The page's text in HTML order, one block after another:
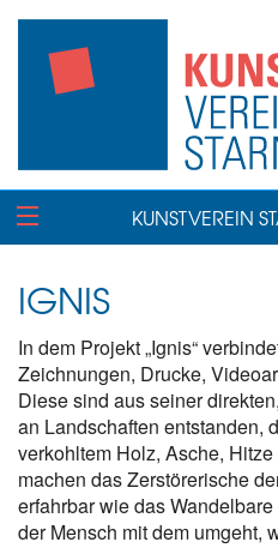
KUNSTVEREIN
IGNIS
In dem Projekt „Ignis“
Zeichnungen, Drucke,
Diese sind aus seiner
an Landschaften entstanden,
verkohltem Holz, Asche,
machen das Zerstörerische
erfahrbar wie das
der Mensch mit dem umgeht,